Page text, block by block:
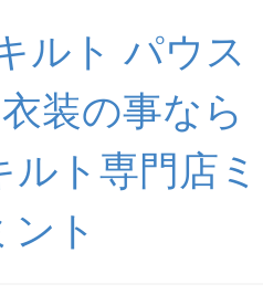
ルト パウス
装の事なら
ト専門店ミ
ント